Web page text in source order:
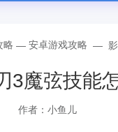
略 — 安卓游戏攻略 —
3魔弦技能
作者：小鱼儿